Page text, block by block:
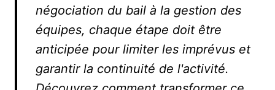
négociation du bail à la gestion des
équipes, chaque étape doit être
anticipée pour limiter les imprévus et
garantir la continuité de l'activité.